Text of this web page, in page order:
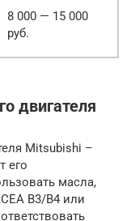
8 000 — 15 000
руб.
двигателя
Mitsubishi –
его
масла,
B3/B4 или